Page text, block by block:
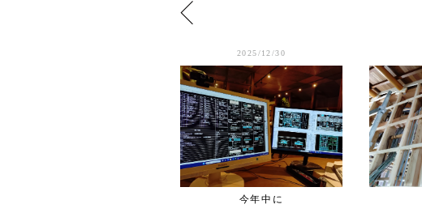
2025/12/30
今年中に